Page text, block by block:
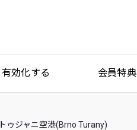
効化する 会員特典
ゥジャニ空港(Brno Turany)